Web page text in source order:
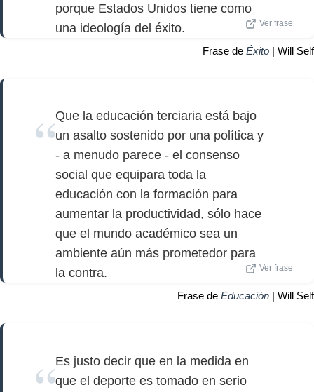
porque Estados Unidos tiene como
una ideología del éxito.
Ver frase
Frase de Éxito | Will Self
Que la educación terciaria está bajo
un asalto sostenido por una política y
- a menudo parece - el consenso
social que equipara toda la
educación con la formación para
aumentar la productividad, sólo hace
que el mundo académico sea un
ambiente aún más prometedor para
la contra.
Ver frase
Frase de Educación | Will Self
Es justo decir que en la medida en
que el deporte es tomado en serio